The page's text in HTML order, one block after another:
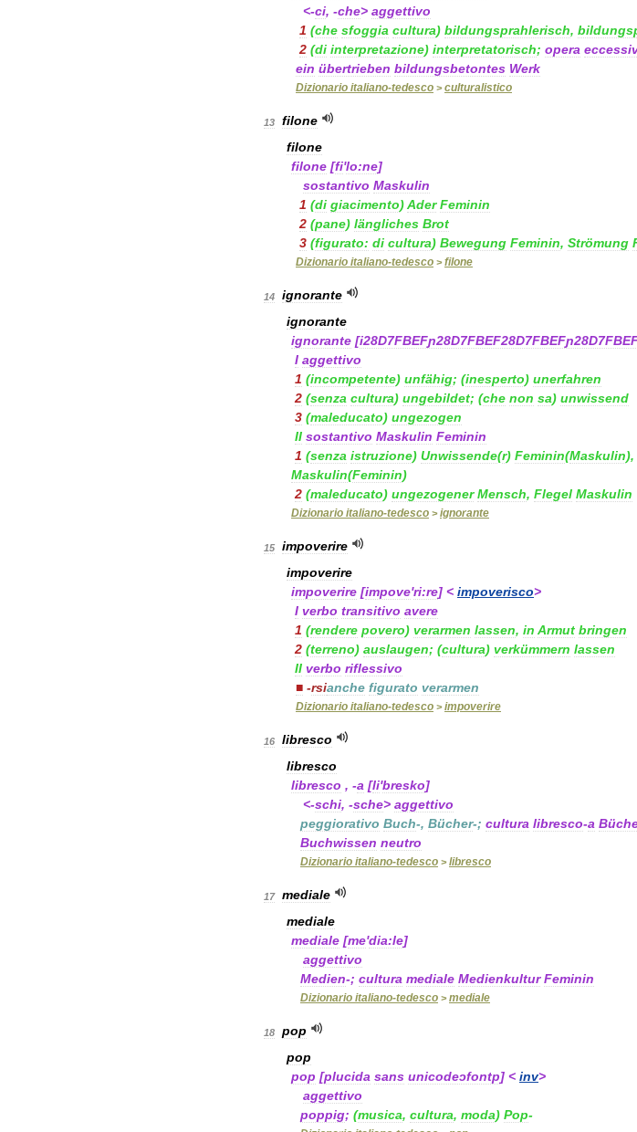
<-ci, -che> aggettivo
1 (che sfoggia cultura) bildungsprahlerisch,
2 (di interpretazione) interpretatorisch; opera
ein übertrieben bildungsbetontes Werk
Dizionario italiano-tedesco >culturalistico
13
filone
filone
filone [fi'lo:ne]
sostantivo Maskulin
1 (di giacimento)Ader Feminin
2 (pane) längliches Brot
3 (figurato: di cultura) Bewegung Feminin, Strömung
Dizionario italiano-tedesco >filone
14
ignorante
ignorante
ignorante [
I aggettivo
1 (incompetente) unfähig; (inesperto) unerfahren
2 (senza cultura) ungebildet; (che non sa) unwissend
3 (maleducato) ungezogen
II sostantivo Maskulin Feminin
1 (senza istruzione) Unwissende(r) Feminin(Maskulin),
Maskulin(Feminin)
2 (maleducato) ungezogener Mensch, Flegel Maskulin
Dizionario italiano-tedesco >ignorante
15
impoverire
impoverire
impoverire [impove'ri:re] < impoverisco>
I verbo transitivo avere
1 (rendere povero) verarmen lassen, in Armut bringen
2 (terreno) auslaugen; (cultura) verkümmern lassen
II verbo riflessivo
■ -rsianche figurato verarmen
Dizionario italiano-tedesco >impoverire
16
libresco
libresco
libresco , -a [li'bresko]
<-schi, -sche> aggettivo
peggiorativo Buch-, Bücher-; cultura libresco-a
Buchwissen neutro
Dizionario italiano-tedesco >libresco
17
mediale
mediale
mediale [me'dia:le]
aggettivo
Medien-; cultura mediale Medienkultur Feminin
Dizionario italiano-tedesco >mediale
18
pop
pop
pop [plucida sans unicodeɔfontp] < inv>
aggettivo
poppig; (musica, cultura, moda) Pop-